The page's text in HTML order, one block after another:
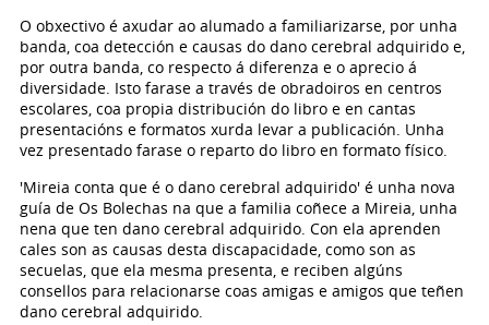
O obxectivo é axudar ao alumado a familiarizarse, por unha
banda, coa detección e causas do dano cerebral adquirido e,
por outra banda, co respecto á diferenza e o aprecio á
diversidade. Isto farase a través de obradoiros en centros
escolares, coa propia distribución do libro e en cantas
presentacións e formatos xurda levar a publicación. Unha
vez presentado farase o reparto do libro en formato físico.
'Mireia conta que é o dano cerebral adquirido' é unha nova
guía de Os Bolechas na que a familia coñece a Mireia, unha
nena que ten dano cerebral adquirido. Con ela aprenden
cales son as causas desta discapacidade, como son as
secuelas, que ela mesma presenta, e reciben algúns
consellos para relacionarse coas amigas e amigos que teñen
dano cerebral adquirido.